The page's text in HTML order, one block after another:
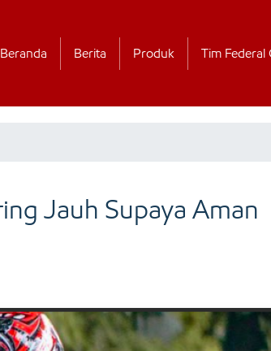
Beranda Berita Produk Tim Federal
Jauh Supaya Aman